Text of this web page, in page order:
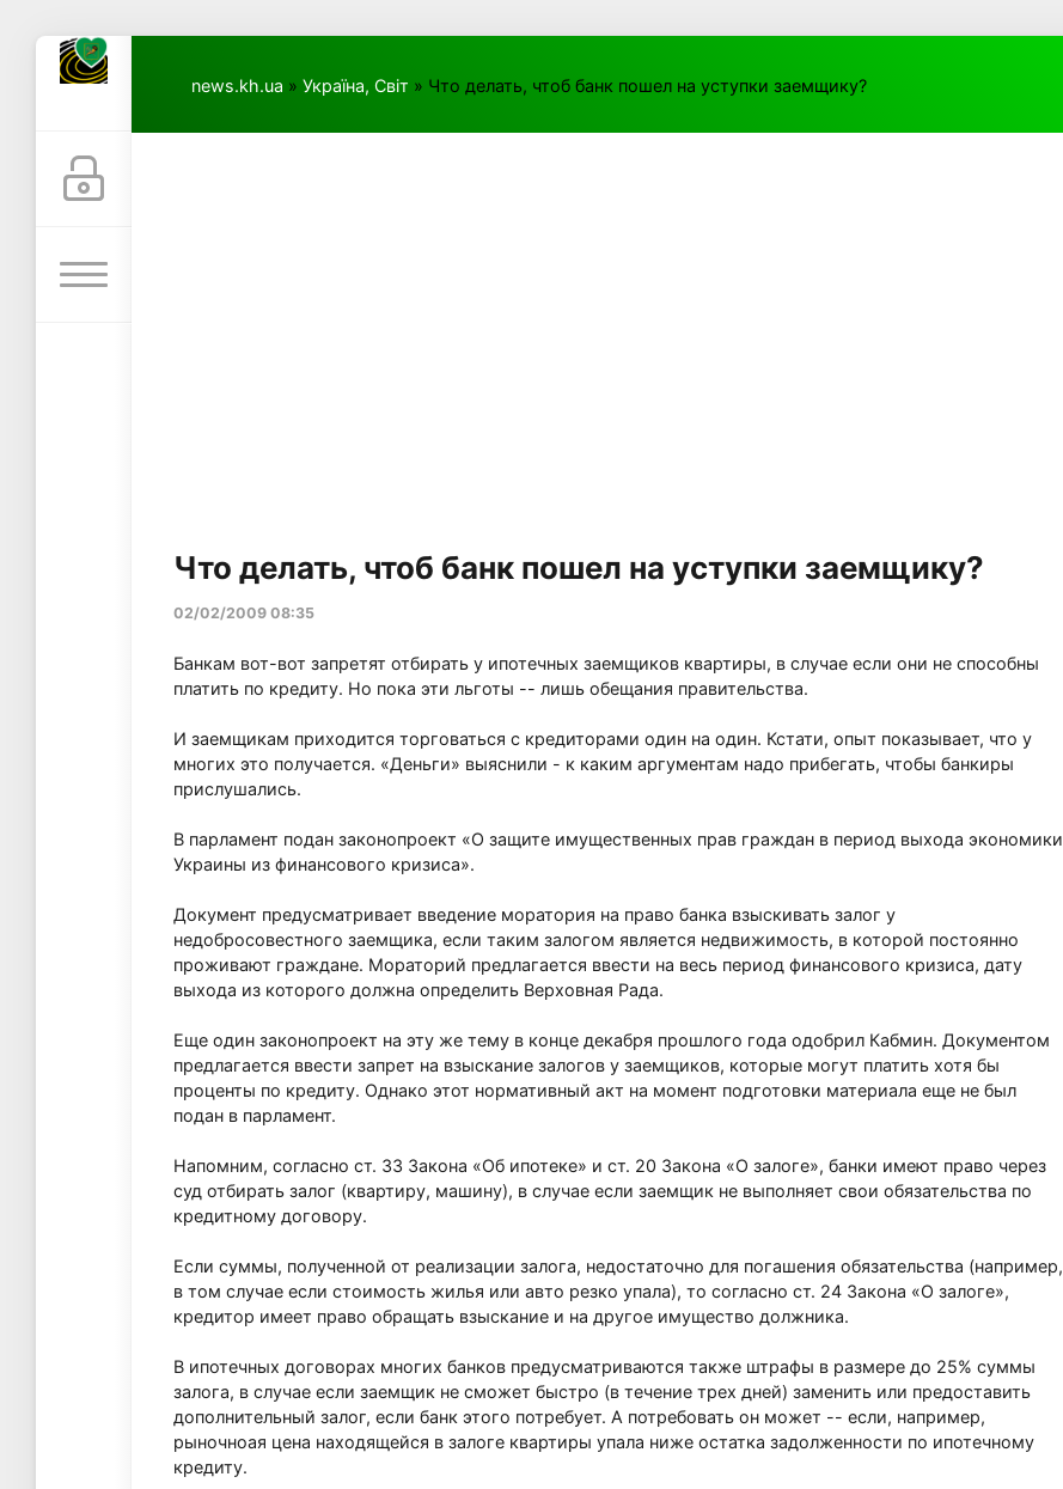
news.kh.ua » Україна, Світ » Что делать, чтоб банк пошел на уступки заемщику?
Что делать, чтоб банк пошел на уступки заемщику?
02/02/2009 08:35
Банкам вот-вот запретят отбирать у ипотечных заемщиков квартиры, в случае если они не способны
платить по кредиту. Но пока эти льготы -- лишь обещания правительства.
И заемщикам приходится торговаться с кредиторами один на один. Кстати, опыт показывает, что у
многих это получается. «Деньги» выяснили - к каким аргументам надо прибегать, чтобы банкиры
прислушались.
В парламент подан законопроект «О защите имущественных прав граждан в период выхода экономики
Украины из финансового кризиса».
Документ предусматривает введение моратория на право банка взыскивать залог у
недобросовестного заемщика, если таким залогом является недвижимость, в которой постоянно
проживают граждане. Мораторий предлагается ввести на весь период финансового кризиса, дату
выхода из которого должна определить Верховная Рада.
Еще один законопроект на эту же тему в конце декабря прошлого года одобрил Кабмин. Документом
предлагается ввести запрет на взыскание залогов у заемщиков, которые могут платить хотя бы
проценты по кредиту. Однако этот нормативный акт на момент подготовки материала еще не был
подан в парламент.
Напомним, согласно ст. 33 Закона «Об ипотеке» и ст. 20 Закона «О залоге», банки имеют право через
суд отбирать залог (квартиру, машину), в случае если заемщик не выполняет свои обязательства по
кредитному договору.
Если суммы, полученной от реализации залога, недостаточно для погашения обязательства (например,
в том случае если стоимость жилья или авто резко упала), то согласно ст. 24 Закона «О залоге»,
кредитор имеет право обращать взыскание и на другое имущество должника.
В ипотечных договорах многих банков предусматриваются также штрафы в размере до 25% суммы
залога, в случае если заемщик не сможет быстро (в течение трех дней) заменить или предоставить
дополнительный залог, если банк этого потребует. А потребовать он может -- если, например,
рыночноая цена находящейся в залоге квартиры упала ниже остатка задолженности по ипотечному
кредиту.